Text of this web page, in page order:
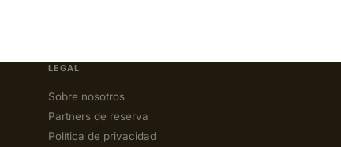
LEGAL
Sobre nosotros
Partners de reserva
Política de privacidad